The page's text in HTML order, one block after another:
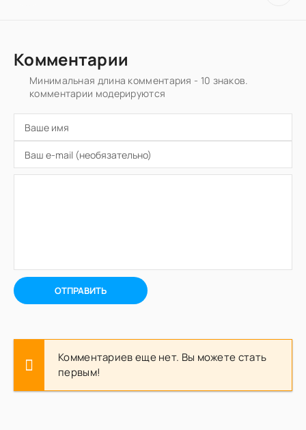
Комментарии
Минимальная длина комментария - 10 знаков.
комментарии модерируются
ОТПРАВИТЬ
Комментариев еще нет. Вы можете стать
первым!